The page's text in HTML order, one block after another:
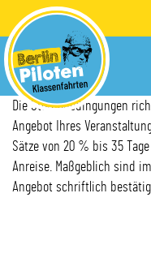
zum
Inhalt
Die Stornobedingungen
Angebot Ihres
Sätze von 20 % bis 35
Anreise. Maßgeblich sind
Angebot schriftlich